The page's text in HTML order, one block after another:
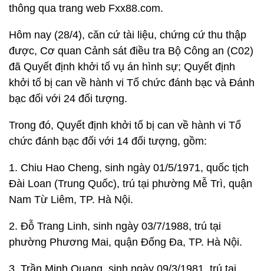
thông qua trang web Fxx88.com.
Hôm nay (28/4), căn cứ tài liệu, chứng cứ thu thập
được, Cơ quan Cảnh sát điều tra Bộ Công an (C02)
đã Quyết định khởi tố vụ án hình sự; Quyết định
khởi tố bị can về hành vi Tổ chức đánh bạc và Đánh
bạc đối với 24 đối tượng.
Trong đó, Quyết định khởi tố bị can về hành vi Tổ
chức đánh bạc đối với 14 đối tượng, gồm:
1. Chiu Hao Cheng, sinh ngày 01/5/1971, quốc tịch
Đài Loan (Trung Quốc), trú tại phường Mễ Trì, quận
Nam Từ Liêm, TP. Hà Nội.
2. Đỗ Trang Linh, sinh ngày 03/7/1988, trú tại
phường Phương Mai, quận Đống Đa, TP. Hà Nội.
3. Trần Minh Quang, sinh ngày 09/3/1981, trú tại